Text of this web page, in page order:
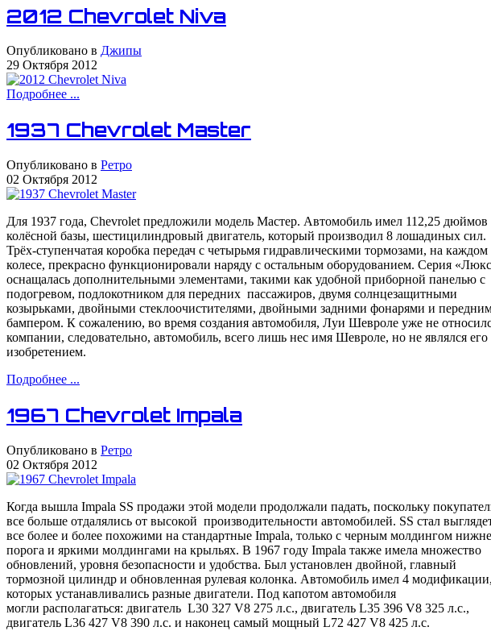
2012 Chevrolet Niva
Опубликовано в Джипы
29 Октября 2012
Подробнее ...
1937 Chevrolet Master
Опубликовано в Ретро
02 Октября 2012
Для 1937 года, Chevrolet предложили модель Мастер. Автомобиль имел 112,25 дюймов
колёсной базы, шестицилиндровый двигатель, который производил 8 лошадиных сил.
Трёх-ступенчатая коробка передач с четырьмя гидравлическими тормозами, на каждом
колесе, прекрасно функционировали наряду с остальным оборудованием. Серия
оснащалась дополнительными элементами, такими как удобной приборной панелью с
подогревом, подлокотником для передних пассажиров, двумя солнцезащитными
козырьками, двойными стеклоочистителями, двойными задними фонарями и
бампером. К сожалению, во время создания автомобиля, Луи Шевроле уже не
компании, следовательно, автомобиль, всего лишь нес имя Шевроле, но не являлся его
изобретением.
Подробнее ...
1967 Chevrolet Impala
Опубликовано в Ретро
02 Октября 2012
Когда вышла Impala SS продажи этой модели продолжали падать, поскольку
все больше отдалялись от высокой производительности автомобилей. SS стал
все более и более похожими на стандартные Impala, только с черным молдингом
порога и яркими молдингами на крыльях. В 1967 году Impala также имела множество
обновлений, уровня безопасности и удобства. Был установлен двойной, главный
тормозной цилиндр и обновленная рулевая колонка. Автомобиль имел 4
которых устанавливались разные двигатели. Под капотом автомобиля
могли располагаться: двигатель L30 327 V8 275 л.с., двигатель L35 396 V8 325 л.с.,
двигатель L36 427 V8 390 л.с. и наконец самый мощный L72 427 V8 425 л.с.